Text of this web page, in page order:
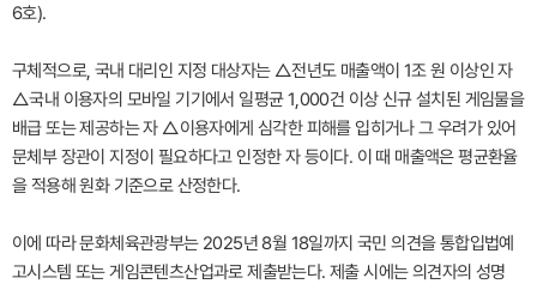
6호).
구체적으로, 국내 대리인 지정 대상자는 △전년도 매출액이 1조 원 이상인 자
△국내 이용자의 모바일 기기에서 일평균 1,000건 이상 신규 설치된 게임물을
배급 또는 제공하는 자 △이용자에게 심각한 피해를 입히거나 그 우려가 있어
문체부 장관이 지정이 필요하다고 인정한 자 등이다. 이 때 매출액은 평균환율
을 적용해 원화 기준으로 산정한다.
이에 따라 문화체육관광부는 2025년 8월 18일까지 국민 의견을 통합입법예
고시스템 또는 게임콘텐츠산업과로 제출받는다. 제출 시에는 의견자의 성명